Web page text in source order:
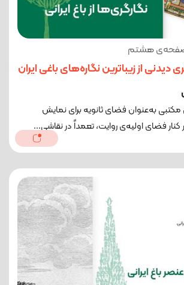
| صفحه‌ی هشتم
به‌عنوان فضای ثانویه برای نمایش
کنار فضای اولیه‌ی روایت، تعمداً در نقاشی...